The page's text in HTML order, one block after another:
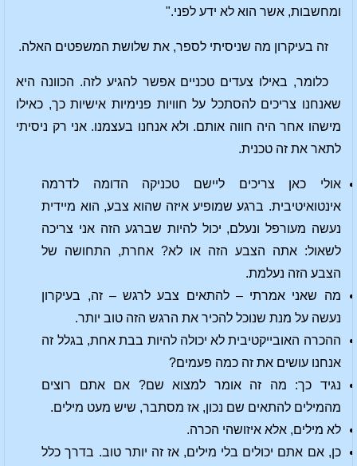
ומחשבות, אשר הוא לא ידע לפני."
זה בעיקרון מה שניסיתי לספר, את שלושת המשפטים האלה.
כלומר, באילו צעדים טכניים אפשר להגיע לזה. הכוונה היא
שאנחנו צריכים להסתכל על חוויות פנימיות אישיות כך, כאילו
מישהו אחר היה חווה אותם. ולא אנחנו בעצמנו. אני רק ניסיתי
לתאר את זה טכנית.
אולי כאן צריכים ליישם טכניקה הדומה לדרמה
אינטואיטיבית. ברגע שמופיע איזה שהוא צבע, הוא מיידית
נעשה מעורפל ונעלם, יכול להיות שברגע הזה אני צריכה
לשאול: אתה הצבע הזה או לא? אחרת, התחושה של
הצבע הזה נעלמת.
מה שאני אמרתי – להתאים צבע לרגש – זה, בעיקרון
נעשה על מנת שנוכל להכיר את הרגש הזה טוב יותר.
ההכרה האובייקטיבית לא יכולה להיות בבת אחת, בגלל זה
אנחנו עושים את זה כמה פעמים?
נגיד כך: מה זה אומר למצוא שם? אם אתם רוצים
מהמילים להתאים שם נכון, אז מסתבר, שיש מעט מילים.
לא מילים, אלא איזושהי הכרה.
כן, אם אתם יכולים בלי מילים, אז זה יותר טוב. בדרך כלל